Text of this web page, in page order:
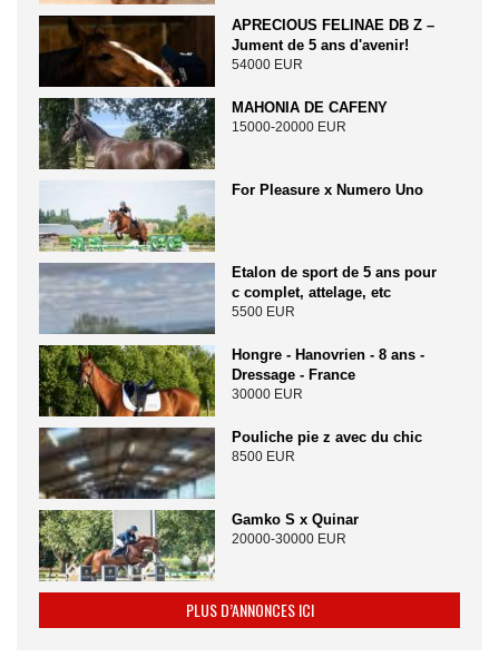
APRECIOUS FELINAE DB Z –
Jument de 5 ans d'avenir!
54000 EUR
MAHONIA DE CAFENY
15000-20000 EUR
For Pleasure x Numero Uno
Etalon de sport de 5 ans pour
c complet, attelage, etc
5500 EUR
Hongre - Hanovrien - 8 ans -
Dressage - France
30000 EUR
Pouliche pie z avec du chic
8500 EUR
Gamko S x Quinar
20000-30000 EUR
PLUS D’ANNONCES ICI